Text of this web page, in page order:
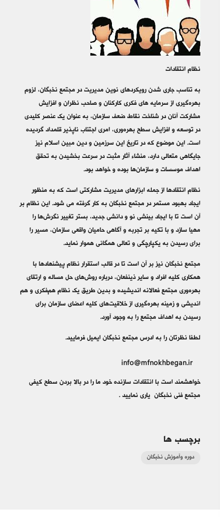
نظام انتقادات
به تناسب جاری شدن رویکردهای نوین مدیریت در مجتمع نخبگان، لزوم
بهره‌گیری از سرمایه های فکری کارکنان و صاحب نظران و افزایش
مشارکت آنان در شناخت نقاط ضعف سازمان، به عنوان یک عنصر کلیدی
در توسعه و افزایش سطح بهره‌وری، امری اجتناب ناپذیر قلمداد گردیده
است. این موضوع که در تاریخ این سرزمین و دین مبین اسلام نیز
جایگاهی متعالی دارد، منشاء آثار مثبت در سرعت بخشیدن به تحقق
اهداف موسسات و سازمان‌ها بوده و خواهد بود.
نظام انتقادها از جمله ابزارهای مدیریت مشارکتی است که به منظور
ایجاد بهبود مستمر در مجتمع نخبگان به کار گرفته می شود. این نظام بر
آن است تا با ایجاد بینشی نو و دانشی جدید، بستر تغییر نگرش‌ها را
مهیا سازد و با تکیه بر تجربه و آگاهی حامیان واقعی سازمان، مسیر را
برای رسیدن به یکپارچگی و تعالی همگانی هموار نماید.
مجتمع نخبگان نیز بر آن است تا در قالب استقرار نظام پیشنهادها با
همکاری کلیه افراد و سایر ذینفعان، درباره روش‌های حل مساله و ارتقای
بهره‌وری مجتمع فعالانه اندیشیده و بدین طریق یک نظام هم‌فکری و هم
اندیشی و زمینه بهره‌گیری از خلاقیت‌های کلیه اعضای سازمان برای
رسیدن به اهداف مجتمع را به وجود آورد.
لطفا نظرتان را به ادرس مجتمع نخبگان ایمیل فرمایید.
info@mfnokhbegan.ir
خواهشمند است با انتقادات سازنده خود ما را در بالا بردن سطح کیفی
مجتمع فنی نخبگان یاری نمایید .
برچسب ها
دوره وآموزش نخبگان